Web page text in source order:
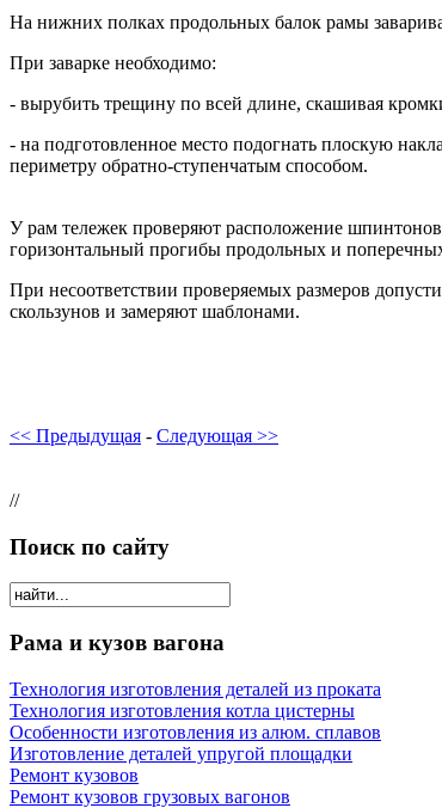
На нижних полках продольных балок рамы
При заварке необходимо:
- вырубить трещину по всей длине, скашивая
- на подготовленное место подогнать плоскую
периметру обратно-ступенчатым способом.
У рам тележек проверяют расположение
горизонтальный прогибы продольных и
При несоответствии проверяемых размеров
скользунов и замеряют шаблонами.
<< Предыдущая - Следующая >>
//
Поиск по сайту
Рама и кузов вагона
Технология изготовления деталей из проката
Технология изготовления котла цистерны
Особенности изготовления из алюм. сплавов
Изготовление деталей упругой площадки
Ремонт кузовов
Ремонт кузовов грузовых вагонов